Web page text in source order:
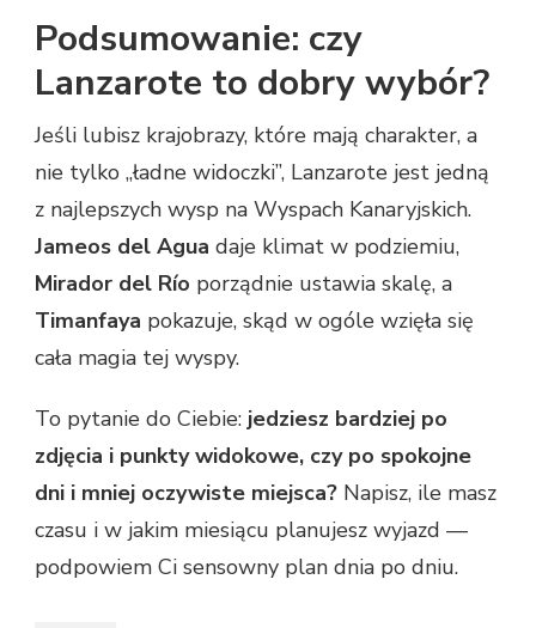
Podsumowanie: czy
Lanzarote to dobry wybór?
Jeśli lubisz krajobrazy, które mają charakter, a
nie tylko „ładne widoczki”, Lanzarote jest jedną
z najlepszych wysp na Wyspach Kanaryjskich.
Jameos del Agua daje klimat w podziemiu,
Mirador del Río porządnie ustawia skalę, a
Timanfaya pokazuje, skąd w ogóle wzięła się
cała magia tej wyspy.
To pytanie do Ciebie: jedziesz bardziej po
zdjęcia i punkty widokowe, czy po spokojne
dni i mniej oczywiste miejsca? Napisz, ile masz
czasu i w jakim miesiącu planujesz wyjazd —
podpowiem Ci sensowny plan dnia po dniu.